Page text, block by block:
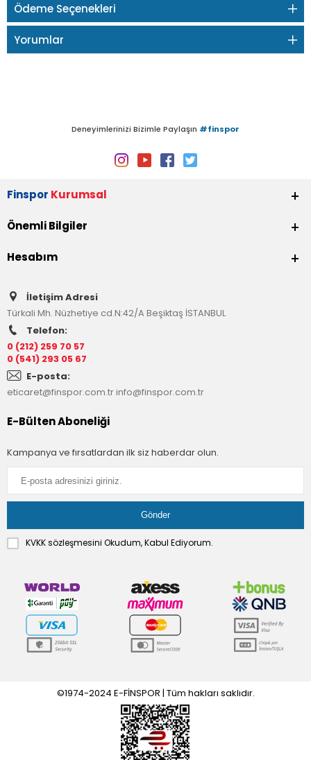
Ödeme Seçenekleri
Yorumlar
Deneyimlerinizi Bizimle Paylaşın #finspor
Finspor Kurumsal
Önemli Bilgiler
Hesabım
İletişim Adresi
Türkali Mh. Nüzhetiye cd.N:42/A Beşiktaş İSTANBUL
Telefon:
0 (212) 259 70 57
0 (541) 293 05 67
E-posta:
eticaret@finspor.com.trinfo@finspor.com.tr
E-Bülten Aboneliği
Kampanya ve fırsatlardan ilk siz haberdar olun.
KVKK sözleşmesini Okudum, Kabul Ediyorum.
©1974-2024 E-FİNSPOR | Tüm hakları saklıdır.